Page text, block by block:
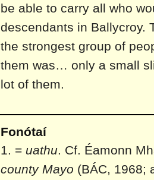
be able to carry all who
descendants in Ballycroy.
the strongest group of
them was… only a small
lot of them.
Fonótaí
= uathu. Cf. Éamonn
county Mayo (BÁC, 1968;